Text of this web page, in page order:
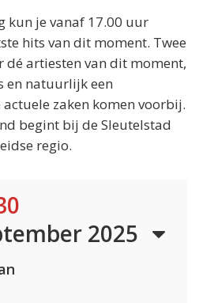
kun je vanaf 17.00 uur
hits van dit moment. Twee
dé artiesten van dit moment,
en natuurlijk een
zaken komen voorbij.
begint bij de Sleutelstad
regio.
2025